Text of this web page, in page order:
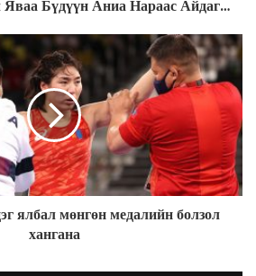
Бүдүүн Аниа Нараас Айдаг…
ялбал мөнгөн медалийн болзол
хангана